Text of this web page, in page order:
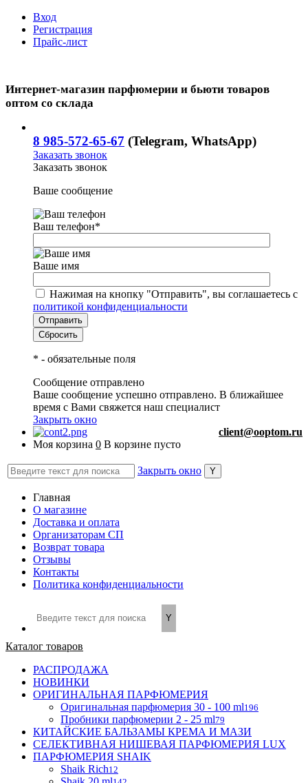
Вход
Регистрация
Прайс-лист
Интернет-магазин парфюмерии и бьюти товаров
оптом со склада
8 985-572-65-67 (Telegram, WhatsApp)
Заказать звонок
Заказать звонок
Ваше сообщение
Ваш телефон*
Ваше имя
Нажимая на кнопку "Отправить", вы соглашаетесь с
политикой конфиденциальности
* - обязательные поля
Сообщение отправлено
Ваше сообщение успешно отправлено. В ближайшее
время с Вами свяжется наш специалист
Закрыть окно
client@ooptom.ru
Моя корзина 0 В корзине пусто
Закрыть окно
Главная
О магазине
Доставка и оплата
Организаторам СП
Возврат товара
Отзывы
Контакты
Политика конфиденциальности
Каталог товаров
РАСПРОДАЖА
НОВИНКИ
ОРИГИНАЛЬНАЯ ПАРФЮМЕРИЯ
Оригинальная парфюмерия 30 - 100 ml196
Пробники парфюмерии 2 - 25 ml79
КИТАЙСКИЕ БАЛЬЗАМЫ КРЕМА И МАЗИ
СЕЛЕКТИВНАЯ НИШЕВАЯ ПАРФЮМЕРИЯ LUX
ПАРФЮМЕРИЯ SHAIK
Shaik Rich12